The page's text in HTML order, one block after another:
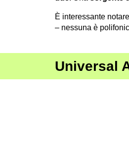
È interessante
– nessuna è
Universal